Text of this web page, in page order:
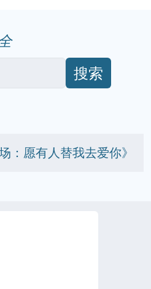
搜索
：愿有人替我去爱你》